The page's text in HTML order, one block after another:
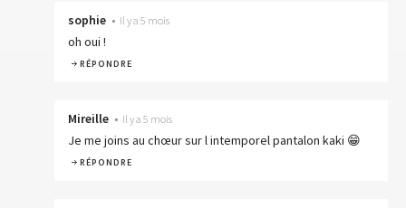
sophie • Il y a 5 mois
oh oui !
RÉPONDRE
Mireille • Il y a 5 mois
Je me joins au chœur sur l intemporel pantalon kaki 😁
RÉPONDRE